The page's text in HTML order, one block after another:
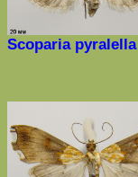
Scoparia pyralella